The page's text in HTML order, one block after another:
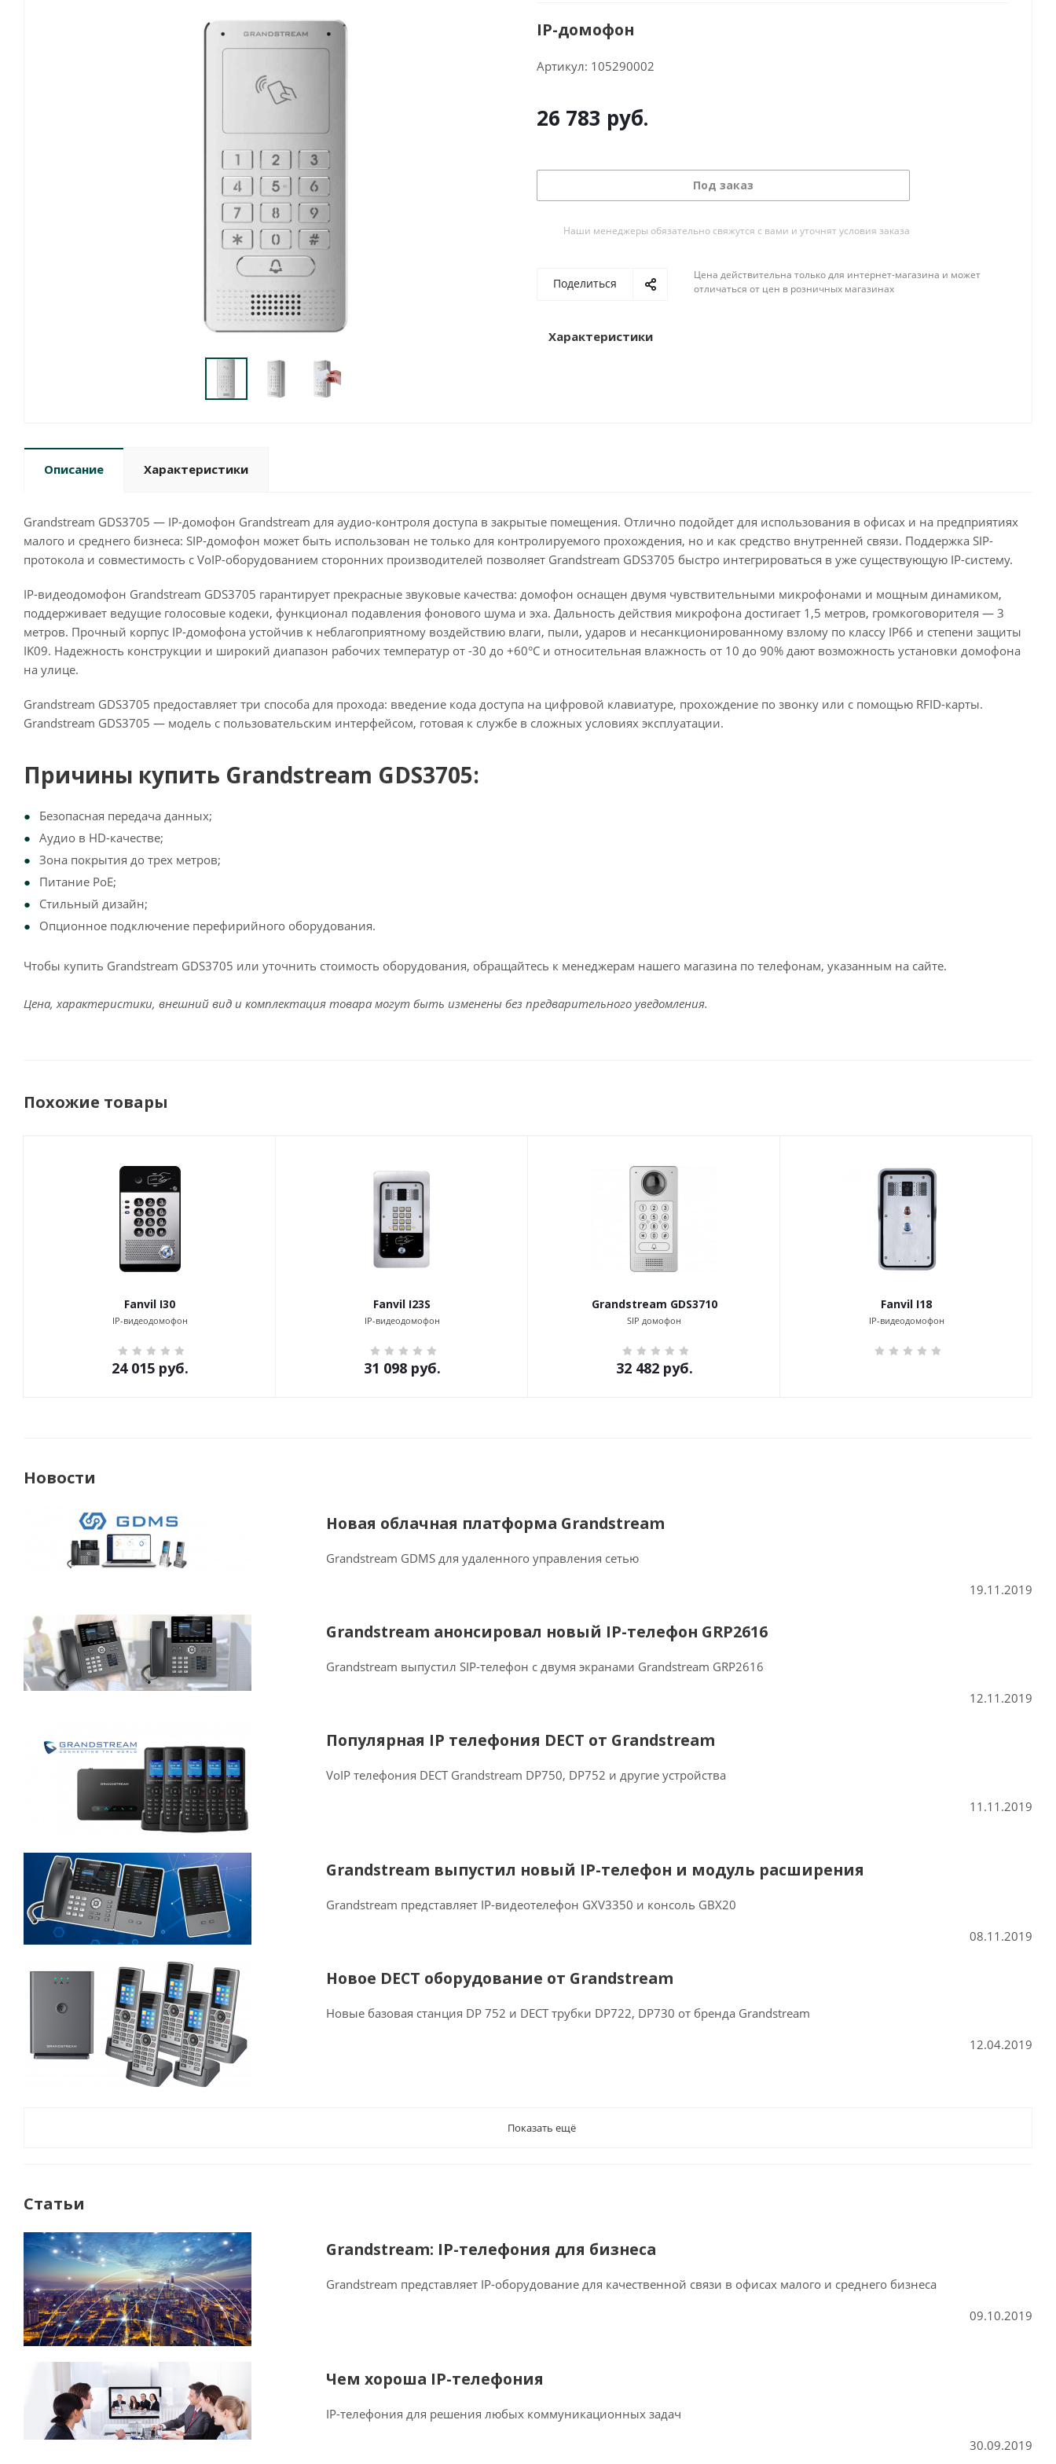
IP-домофон
Артикул: 105290002
26 783 руб.
Под заказ
Наши менеджеры обязательно свяжутся с вами и уточнят условия заказа
Поделиться
Цена действительна только для интернет-магазина и может
отличаться от цен в розничных магазинах
Характеристики
Описание Характеристики
Grandstream GDS3705 — IP-домофон Grandstream для аудио-контроля доступа в закрытые помещения. Отлично подойдет для использования в офисах и на предприятиях
малого и среднего бизнеса: SIP-домофон может быть использован не только для контролируемого прохождения, но и как средство внутренней связи. Поддержка SIP-
протокола и совместимость с VoIP-оборудованием сторонних производителей позволяет Grandstream GDS3705 быстро интегрироваться в уже существующую IP-систему.
IP-видеодомофон Grandstream GDS3705 гарантирует прекрасные звуковые качества: домофон оснащен двумя чувствительными микрофонами и мощным динамиком,
поддерживает ведущие голосовые кодеки, функционал подавления фонового шума и эха. Дальность действия микрофона достигает 1,5 метров, громкоговорителя — 3
метров. Прочный корпус IP-домофона устойчив к неблагоприятному воздействию влаги, пыли, ударов и несанкционированному взлому по классу IP66 и степени защиты
IK09. Надежность конструкции и широкий диапазон рабочих температур от -30 до +60°C и относительная влажность от 10 до 90% дают возможность установки домофона
на улице.
Grandstream GDS3705 предоставляет три способа для прохода: введение кода доступа на цифровой клавиатуре, прохождение по звонку или с помощью RFID-карты.
Grandstream GDS3705 — модель с пользовательским интерфейсом, готовая к службе в сложных условиях эксплуатации.
Причины купить Grandstream GDS3705:
Безопасная передача данных;
Аудио в HD-качестве;
Зона покрытия до трех метров;
Питание PoE;
Стильный дизайн;
Опционное подключение перефирийного оборудования.
Чтобы купить Grandstream GDS3705 или уточнить стоимость оборудования, обращайтесь к менеджерам нашего магазина по телефонам, указанным на сайте.
Цена, характеристики, внешний вид и комплектация товара могут быть изменены без предварительного уведомления.
Похожие товары
Fanvil I30
IP-видеодомофон
24 015руб.
Fanvil I23S
IP-видеодомофон
31 098руб.
Grandstream GDS3710
SIP домофон
32 482руб.
Fanvil I18
IP-видеодомофон
Новости
Новая облачная платформа Grandstream
Grandstream GDMS для удаленного управления сетью
19.11.2019
Grandstream анонсировал новый IP-телефон GRP2616
Grandstream выпустил SIP-телефон с двумя экранами Grandstream GRP2616
12.11.2019
Популярная IP телефония DECT от Grandstream
VoIP телефония DECT Grandstream DP750, DP752 и другие устройства
11.11.2019
Grandstream выпустил новый IP-телефон и модуль расширения
Grandstream представляет IP-видеотелефон GXV3350 и консоль GBX20
08.11.2019
Новое DECT оборудование от Grandstream
Новые базовая станция DP 752 и DECT трубки DP722, DP730 от бренда Grandstream
12.04.2019
Показать ещё
Статьи
Grandstream: IP-телефония для бизнеса
Grandstream представляет IP-оборудование для качественной связи в офисах малого и среднего бизнеса
09.10.2019
Чем хороша IP-телефония
IP-телефония для решения любых коммуникационных задач
30.09.2019